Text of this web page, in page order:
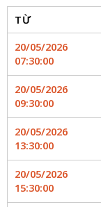
TỪ
20/05/2026
07:30:00
20/05/2026
09:30:00
20/05/2026
13:30:00
20/05/2026
15:30:00